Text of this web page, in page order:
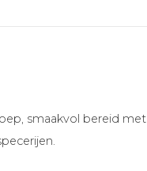
smaakvol bereid met